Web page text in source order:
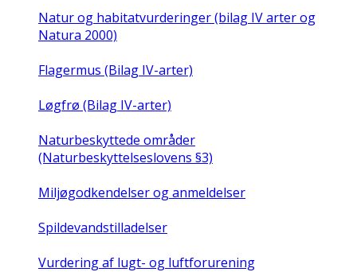
Natur og habitatvurderinger (bilag IV arter og
Natura 2000)
Flagermus (Bilag IV-arter)
Løgfrø (Bilag IV-arter)
Naturbeskyttede områder
(Naturbeskyttelseslovens §3)
Miljøgodkendelser og anmeldelser
Spildevandstilladelser
Vurdering af lugt- og luftforurening